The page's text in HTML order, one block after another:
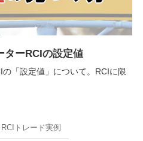
ーRCIの設定値
「設定値」について。RCIに限
RCIトレード実例